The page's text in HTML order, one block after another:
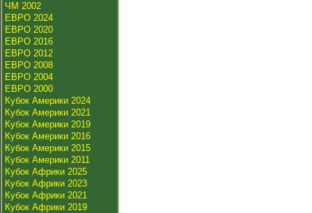
ЧМ 2002
ЕВРО 2024
ЕВРО 2020
ЕВРО 2016
ЕВРО 2012
ЕВРО 2008
ЕВРО 2004
ЕВРО 2000
Кубок Америки 2024
Кубок Америки 2021
Кубок Америки 2019
Кубок Америки 2016
Кубок Америки 2015
Кубок Америки 2011
Кубок Африки 2025
Кубок Африки 2023
Кубок Африки 2021
Кубок Африки 2019